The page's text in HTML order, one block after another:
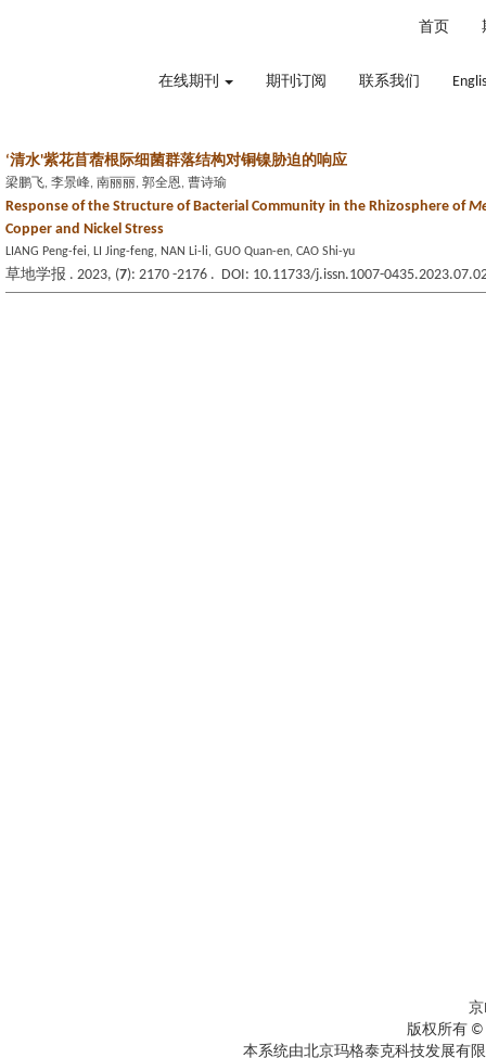
首页
在线期刊 期刊订阅 联系我们
‘清水'紫花苜蓿根际细菌群落结构对铜镍胁迫的响应
梁鹏飞, 李景峰, 南丽丽, 郭全恩, 曹诗瑜
Response of the Structure of Bacterial Community in the Rhizosphere of
Copper and Nickel Stress
LIANG Peng-fei, LI Jing-feng, NAN Li-li, GUO Quan-en, CAO Shi-yu
草地学报 . 2023, (7): 2170 -2176 . DOI: 10.11733/j.issn.1007-
京
版权所有 ©
本系统由北京玛格泰克科技发展有